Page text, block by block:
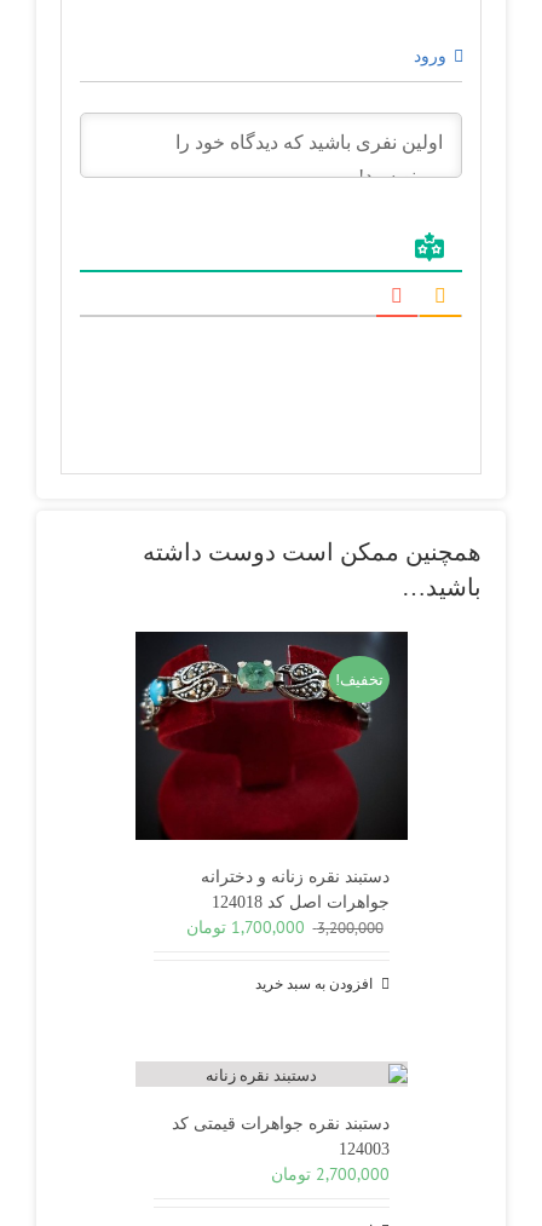
ورود
همچنین ممکن است دوست داشته
باشید…
تخفیف!
دستبند نقره زنانه و دخترانه
جواهرات اصل کد 124018
3,200,000
قیمت
بود.
1,700,000 تومان
افزودن به سبد خرید
دستبند نقره جواهرات قیمتی کد
124003
2,700,000 تومان